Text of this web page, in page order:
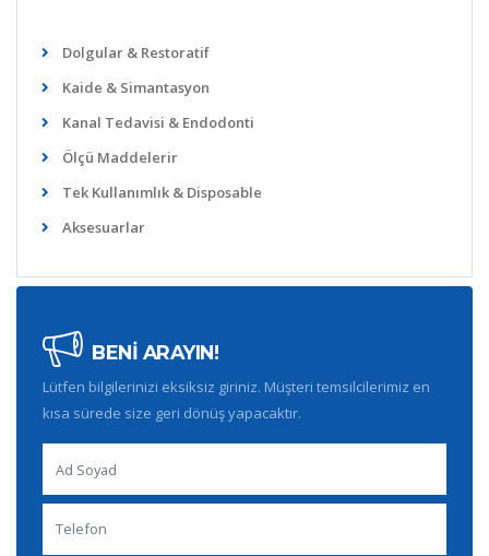
Dolgular & Restoratif
Kaide & Simantasyon
Kanal Tedavisi & Endodonti
Ölçü Maddelerir
Tek Kullanımlık & Disposable
Aksesuarlar
BENİ ARAYIN!
Lütfen bilgilerinizi eksiksiz giriniz. Müşteri temsilcilerimiz en
kısa sürede size geri dönüş yapacaktır.